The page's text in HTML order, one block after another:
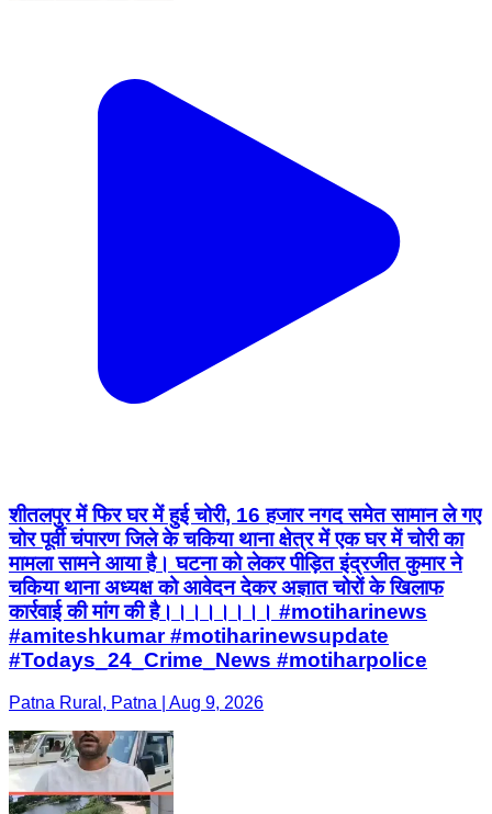
शीतलपुर में फिर घर में हुई चोरी, 16 हजार नगद समेत सामान ले गए
चोर पूर्वी चंपारण जिले के चकिया थाना क्षेत्र में एक घर में चोरी का
मामला सामने आया है। घटना को लेकर पीड़ित इंद्रजीत कुमार ने
चकिया थाना अध्यक्ष को आवेदन देकर अज्ञात चोरों के खिलाफ
कार्रवाई की मांग की है।।।।।।।। #motiharinews
#amiteshkumar #motiharinewsupdate
#Todays_24_Crime_News #motiharpolice
Patna Rural, Patna | Aug 9, 2026